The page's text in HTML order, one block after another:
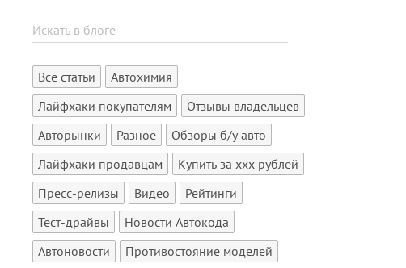
Все статьи
Автохимия
Лайфхаки покупателям
Отзывы владельцев
Авторынки
Разное
Обзоры б/у авто
Лайфхаки продавцам
Купить за xxx рублей
Пресс-релизы
Видео
Рейтинги
Тест-драйвы
Новости Автокода
Автоновости
Противостояние моделей